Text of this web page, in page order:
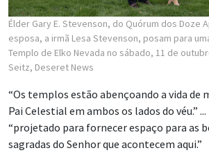
Élder Gary E. Stevenson, do Quórum dos Doze
esposa, a irmã Lesa Stevenson, posam para
Templo de Elko Nevada no sábado, 11 de
Seitz, Deseret News
“Os templos estão abençoando a vida de
Pai Celestial em ambos os lados do véu.”
“projetado para fornecer espaço para as
sagradas do Senhor que acontecem aqui.”